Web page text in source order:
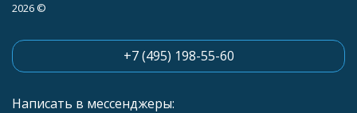
2026 ©
+7 (495) 198-55-60
Написать в мессенджеры: